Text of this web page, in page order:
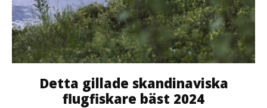
Detta gillade skandinaviska
flugfiskare bäst 2024